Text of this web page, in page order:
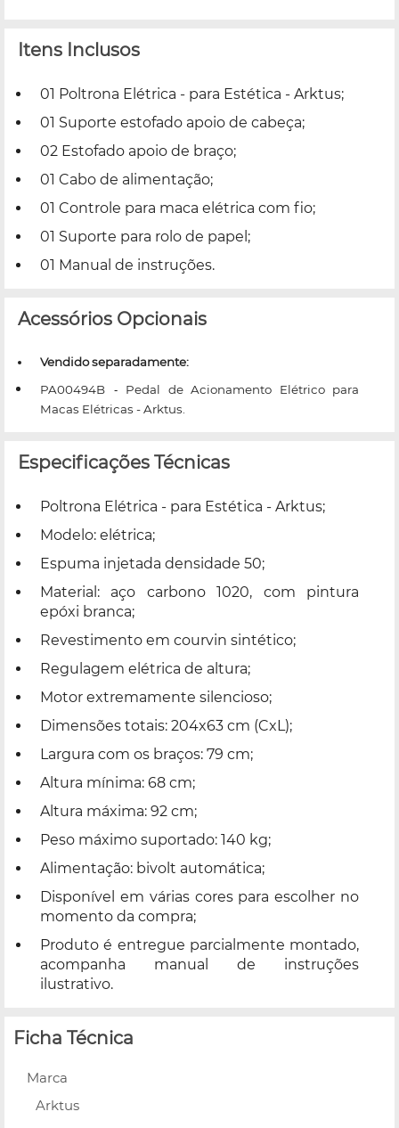
Itens Inclusos
01 Poltrona Elétrica - para Estética - Arktus;
01 Suporte estofado apoio de cabeça;
02 Estofado apoio de braço;
01 Cabo de alimentação;
01 Controle para maca elétrica com fio;
01 Suporte para rolo de papel;
01 Manual de instruções.
Acessórios Opcionais
Vendido separadamente:
PA00494B - Pedal de Acionamento Elétrico para
Macas Elétricas - Arktus.
Especificações Técnicas
Poltrona Elétrica - para Estética - Arktus;
Modelo: elétrica;
Espuma injetada densidade 50;
Material: aço carbono 1020, com pintura
epóxi branca;
Revestimento em courvin sintético;
Regulagem elétrica de altura;
Motor extremamente silencioso;
Dimensões totais: 204x63 cm (CxL);
Largura com os braços: 79 cm;
Altura mínima: 68 cm;
Altura máxima: 92 cm;
Peso máximo suportado: 140 kg;
Alimentação: bivolt automática;
Disponível em várias cores para escolher no
momento da compra;
Produto é entregue parcialmente montado,
acompanha manual de instruções
ilustrativo.
Ficha Técnica
Marca
Arktus